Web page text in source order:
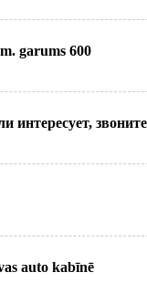
garums 600
интересует,
auto kabīnē